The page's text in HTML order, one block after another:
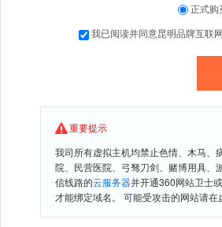
正式购
我已阅读并同意昆明品牌互联
重要提示
我司所有虚拟主机均禁止色情、木马、
院、民营医院、弓驽刀剑、赌博用具、
信线路的云服务器并开通360网站卫士
才能绑定域名。 可能受攻击的网站请